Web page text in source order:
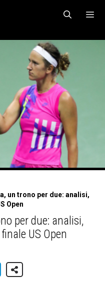
un trono per due: analisi,
Open
per due: analisi,
US Open